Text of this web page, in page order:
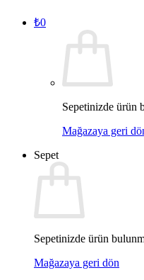
₺0
Sepetinizde ürün
Mağazaya geri
Sepet
Sepetinizde ürün
Mağazaya geri dön